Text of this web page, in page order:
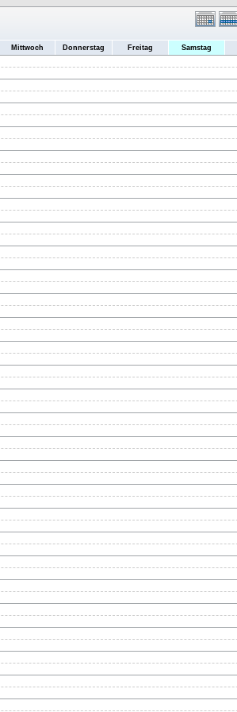
Mittwoch Donnerstag Freitag Samstag